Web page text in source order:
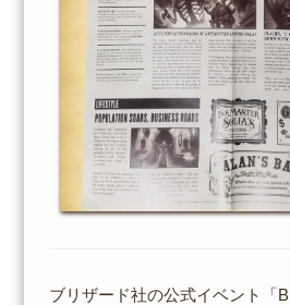
ブリザード社の公式イベント「